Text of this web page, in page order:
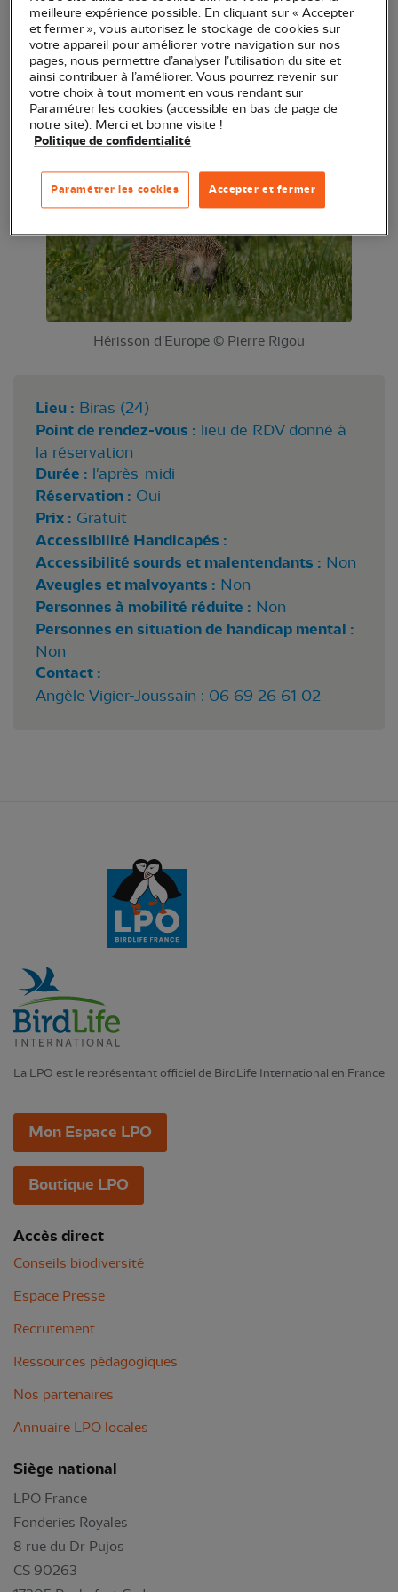
Hérisson d'Europe ! Mais saviez-vous que la
sauvegarde de cet animal était en péril ? Notre
bénévole vous propose une animation pour en
apprendre plus sur lui, comment lui venir en aide et
comment aider les scientifique à le protéger grâce
à laMission Hérisson.
Hérisson d'Europe © Pierre Rigou
Lieu : Biras (24)
Point de rendez-vous : lieu de RDV donné à
la réservation
Durée : l'après-midi
Réservation : Oui
Prix : Gratuit
Accessibilité Handicapés :
Accessibilité sourds et malentendants : Non
Aveugles et malvoyants : Non
Personnes à mobilité réduite : Non
Personnes en situation de handicap mental :
Non
Contact :
Angèle Vigier-Joussain : 06 69 26 61 02
La LPO est le représentant officiel de BirdLife International en France
Mon Espace LPO
Boutique LPO
Accès direct
Conseils biodiversité
Espace Presse
Recrutement
Ressources pédagogiques
Nos partenaires
Annuaire LPO locales
Siège national
LPO France
Fonderies Royales
8 rue du Dr Pujos
CS 90263
meilleure expérience possible. En cliquant sur « Accepter
et fermer », vous autorisez le stockage de cookies sur
votre appareil pour améliorer votre navigation sur nos
pages, nous permettre d’analyser l’utilisation du site et
ainsi contribuer à l’améliorer. Vous pourrez revenir sur
votre choix à tout moment en vous rendant sur
Paramétrer les cookies (accessible en bas de page de
notre site). Merci et bonne visite !
Politique de confidentialité
Accepter et fermer
Paramétrer les cookies